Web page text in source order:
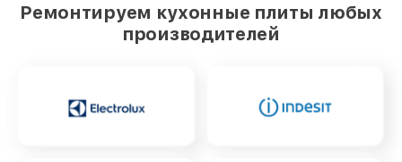
Ремонтируем кухонные плиты любых
производителей